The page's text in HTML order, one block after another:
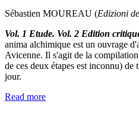
Sébastien MOUREAU (Edizioni
Vol. 1 Etude. Vol. 2 Edition
anima alchimique est un ouvrage
Avicenne. Il s'agit de la
de ces deux étapes est inconnu) de
jour.
Read more